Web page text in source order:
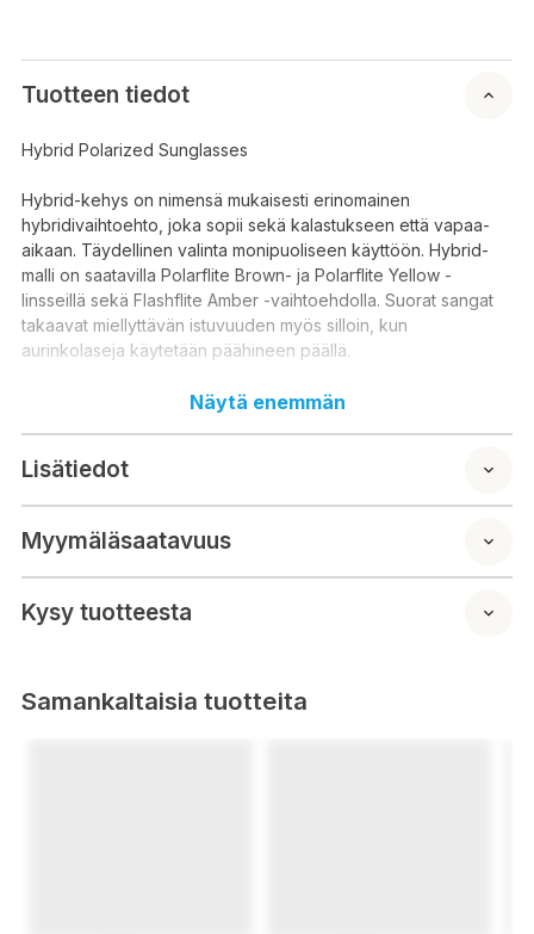
Tuotteen tiedot
Hybrid Polarized Sunglasses
Hybrid-kehys on nimensä mukaisesti erinomainen
hybridivaihtoehto, joka sopii sekä kalastukseen että vapaa-
aikaan. Täydellinen valinta monipuoliseen käyttöön. Hybrid-
malli on saatavilla Polarflite Brown- ja Polarflite Yellow -
linsseillä sekä Flashflite Amber -vaihtoehdolla. Suorat sangat
takaavat miellyttävän istuvuuden myös silloin, kun
aurinkolaseja käytetään päähineen päällä.
Linssin väri määrittää, kuinka paljon valoa linssin läpi pääsee.
Valmistettu Ranskassa.
Näytä enemmän
Lisätiedot
Myymäläsaatavuus
Kysy tuotteesta
Samankaltaisia tuotteita